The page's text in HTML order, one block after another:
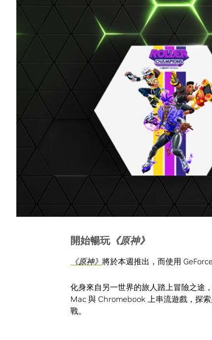
白天使用Mac，晚上則化身遊
雖然熱愛 Mac，但卻無法暢玩討論熱烈
Car Mechanic Simulator 2018
整畫質渲染遊戲，並於 Macbook Pro
你可在 GeForce NOW 上暢玩遊戲真
版的遊戲會直接從雲端串流，所以玩家
只要是支援的遊戲，其存檔也會在各個
不會喪失進度。遊戲隨時都是最新版
Zoo: Conservation Pack)
，這是
立即加入 ，親自體驗擁有 PC 和 Mac 最
開始暢玩《原神》
《原神》 將於本週推出，而使用
化身來自另一世界的旅人踏上冒險之途
Mac 與 Chromebook 上串流遊戲，探
戰。